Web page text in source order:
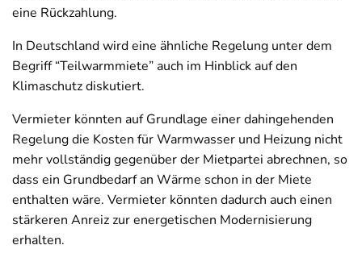
eine Rückzahlung.
In Deutschland wird eine ähnliche Regelung unter dem
Begriff “Teilwarmmiete” auch im Hinblick auf den
Klimaschutz diskutiert.
Vermieter könnten auf Grundlage einer dahingehenden
Regelung die Kosten für Warmwasser und Heizung nicht
mehr vollständig gegenüber der Mietpartei abrechnen, so
dass ein Grundbedarf an Wärme schon in der Miete
enthalten wäre. Vermieter könnten dadurch auch einen
stärkeren Anreiz zur energetischen Modernisierung
erhalten.